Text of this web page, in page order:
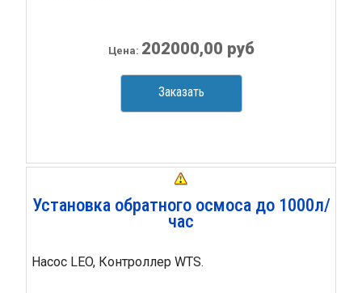
Цена: 202000,00 руб
Заказать
Установка обратного осмоса до 1000л/
час
Насос LEO, Контроллер WTS.